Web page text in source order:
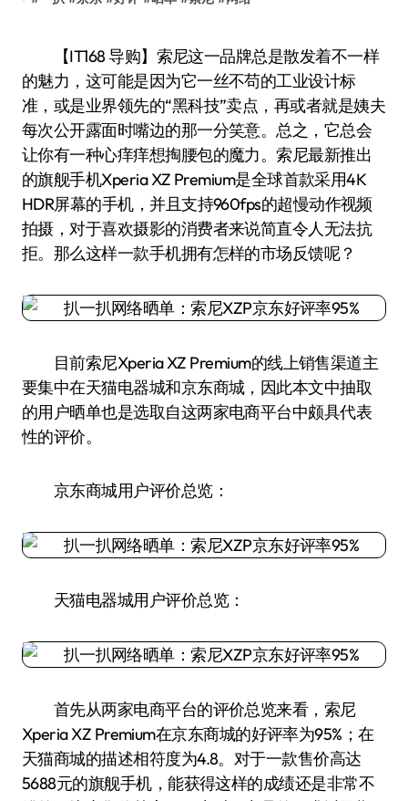
【IT168 导购】索尼这一品牌总是散发着不一样
的魅力，这可能是因为它一丝不苟的工业设计标
准，或是业界领先的“黑科技”卖点，再或者就是姨夫
每次公开露面时嘴边的那一分笑意。总之，它总会
让你有一种心痒痒想掏腰包的魔力。索尼最新推出
的旗舰手机Xperia XZ Premium是全球首款采用4K
HDR屏幕的手机，并且支持960fps的超慢动作视频
拍摄，对于喜欢摄影的消费者来说简直令人无法抗
拒。那么这样一款手机拥有怎样的市场反馈呢？
目前索尼Xperia XZ Premium的线上销售渠道主
要集中在天猫电器城和京东商城，因此本文中抽取
的用户晒单也是选取自这两家电商平台中颇具代表
性的评价。
京东商城用户评价总览：
天猫电器城用户评价总览：
首先从两家电商平台的评价总览来看，索尼
Xperia XZ Premium在京东商城的好评率为95%；在
天猫商城的描述相符度为4.8。对于一款售价高达
5688元的旗舰手机，能获得这样的成绩还是非常不